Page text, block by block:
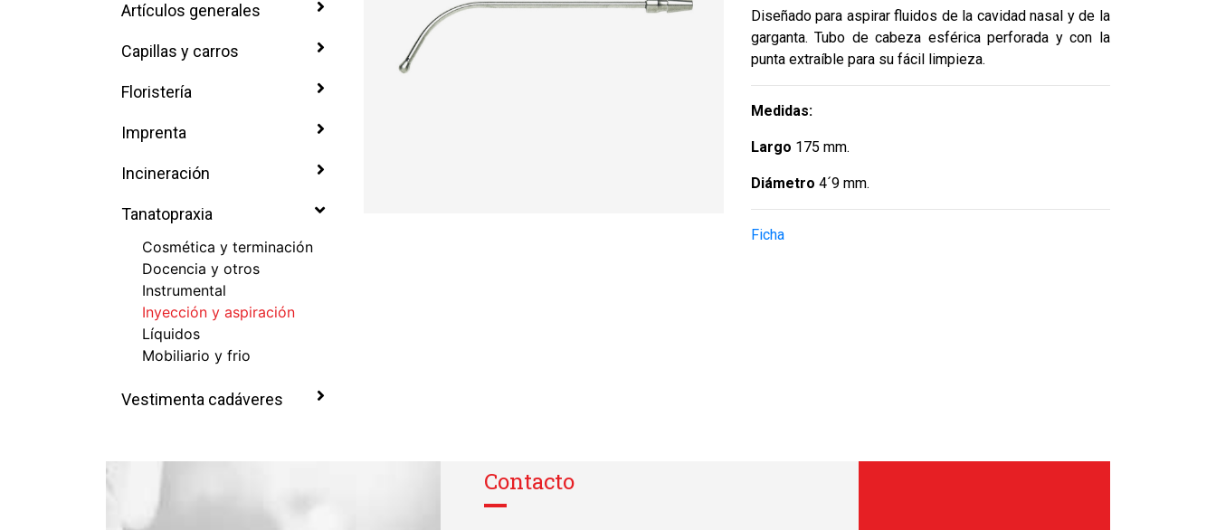
Artículos generales
Capillas y carros
Floristería
Imprenta
Incineración
Tanatopraxia
Cosmética y terminación
Docencia y otros
Instrumental
Inyección y aspiración
Líquidos
Mobiliario y frio
Vestimenta cadáveres
Diseñado para aspirar fluidos de la cavidad nasal y de la
garganta. Tubo de cabeza esférica perforada y con la
punta extraíble para su fácil limpieza.
Medidas:
Largo 175 mm.
Diámetro 4´9 mm.
Ficha
Contacto